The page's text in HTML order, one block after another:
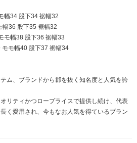
幅34 股下34 裾幅32
幅36 股下35 裾幅32
モ幅38 股下36 裾幅33
モ幅40 股下37 裾幅34
ム、ブランドから郡を抜く知名度と人気を誇
リティかつロープライスで提供し続け、代表
く愛用され、今もなお人気を得ているブラン